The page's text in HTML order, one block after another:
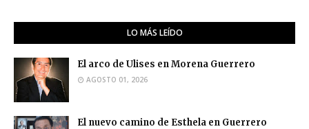
LO MÁS LEÍDO
El arco de Ulises en Morena Guerrero
AGOSTO 01, 2026
El nuevo camino de Esthela en Guerrero